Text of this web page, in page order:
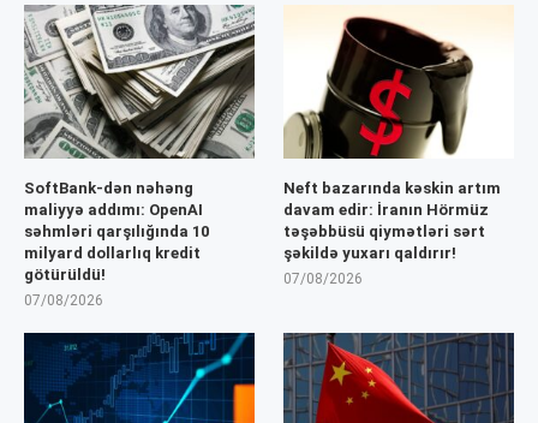
SoftBank-dən nəhəng
maliyyə addımı: OpenAI
səhmləri qarşılığında 10
milyard dollarlıq kredit
götürüldü!
07/08/2026
Neft bazarında kəskin artım
davam edir: İranın Hörmüz
təşəbbüsü qiymətləri sərt
şəkildə yuxarı qaldırır!
07/08/2026